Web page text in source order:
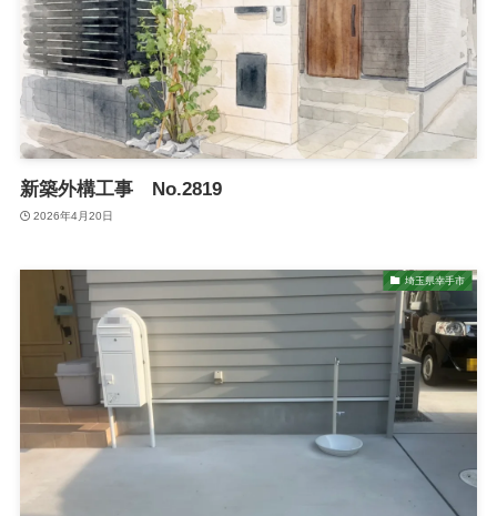
新築外構工事 No.2819
2026年4月20日
埼玉県幸手市